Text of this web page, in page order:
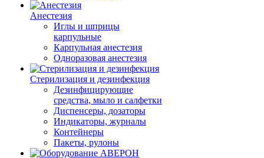
Анестезия
Иглы и шприцы
карпульные
Карпульная анестезия
Одноразовая анестезия
Стерилизация и дезинфекция
Дезинфицирующие
средства, мыло и салфетки
Диспенсеры, дозаторы
Индикаторы, журналы
Контейнеры
Пакеты, рулоны